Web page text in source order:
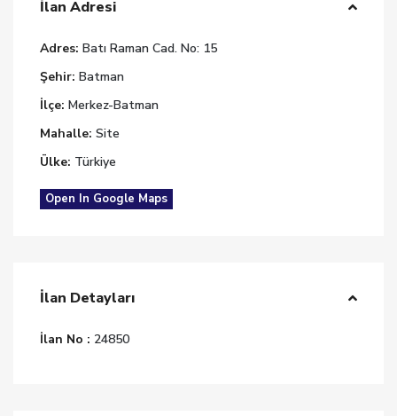
İlan Adresi
Adres: Batı Raman Cad. No: 15
Şehir: Batman
İlçe: Merkez-Batman
Mahalle: Site
Ülke: Türkiye
Open In Google Maps
İlan Detayları
İlan No : 24850